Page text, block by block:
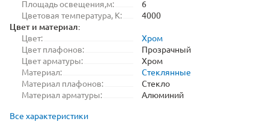
Площадь освещения,м:
6
Цветовая температура, K:
4000
Цвет и материал:
Цвет:
Хром
Цвет плафонов:
Прозрачный
Цвет арматуры:
Хром
Материал:
Стеклянные
Материал плафонов:
Стекло
Материал арматуры:
Алюминий
Все характеристики